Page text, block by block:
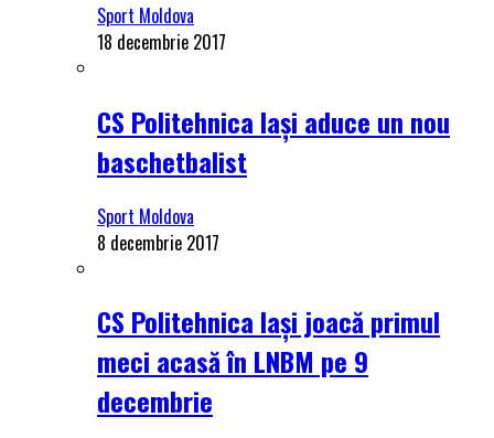
Sport Moldova
18 decembrie 2017
CS Politehnica Iași aduce un nou
baschetbalist
Sport Moldova
8 decembrie 2017
CS Politehnica Iași joacă primul
meci acasă în LNBM pe 9
decembrie